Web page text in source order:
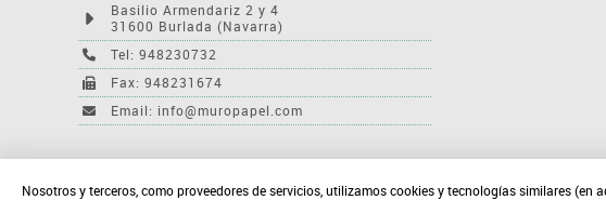
Basilio Armendariz 2 y 4
31600 Burlada (Navarra)
Tel: 948230732
Fax: 948231674
Email: info@muropapel.com
Nosotros y terceros, como proveedores de servicios, utilizamos cookies y tecnologías similares